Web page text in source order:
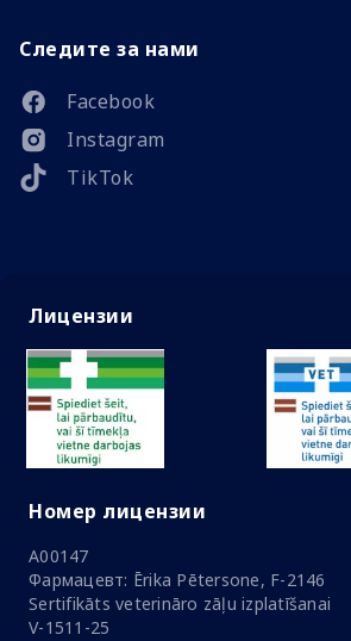
Следите за нами
Facebook
Instagram
TikTok
Лицензии
Номер лицензии
A00147
Фармацевт: Ērika Pētersone, F-2146
Sertifikāts veterināro zāļu izplatīšanai
V-1511-25